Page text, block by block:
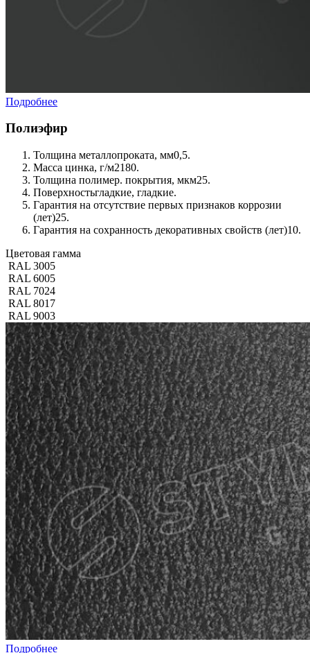
Подробнее
Полиэфир
Толщина металлопроката, мм0,5.
Масса цинка, г/м2180.
Толщина полимер. покрытия, мкм25.
Поверхностьгладкие, гладкие.
Гарантия на отсутствие первых признаков коррозии
(лет)25.
Гарантия на сохранность декоративных свойств (лет)10.
Цветовая гамма
RAL 3005
RAL 6005
RAL 7024
RAL 8017
RAL 9003
Подробнее